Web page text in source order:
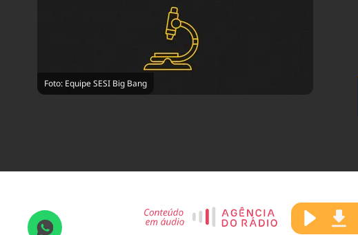
Foto: Equipe SESI Big Bang